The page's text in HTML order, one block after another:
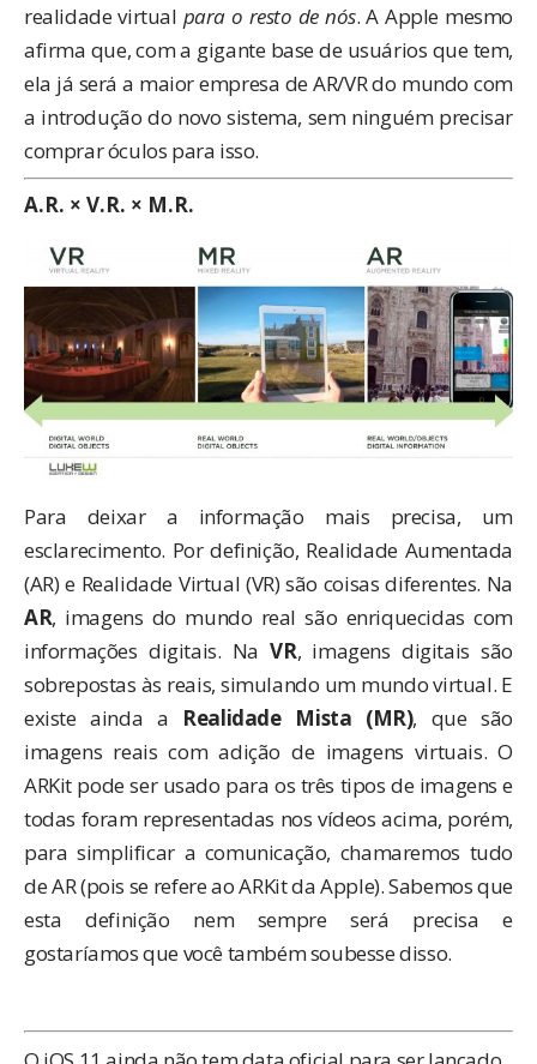
realidade virtual para o resto de nós. A Apple mesmo
afirma que, com a gigante base de usuários que tem,
ela já será a maior empresa de AR/VR do mundo com
a introdução do novo sistema, sem ninguém precisar
comprar óculos para isso.
A.R. × V.R. × M.R.
Para deixar a informação mais precisa, um
esclarecimento. Por definição, Realidade Aumentada
(AR) e Realidade Virtual (VR) são coisas diferentes. Na
AR, imagens do mundo real são enriquecidas com
informações digitais. NaVR, imagens digitais são
sobrepostas às reais, simulando um mundo virtual. E
existe ainda a Realidade Mista (MR), que são
imagens reais com adição de imagens virtuais. O
ARKit pode ser usado para os três tipos de imagens e
todas foram representadas nos vídeos acima, porém,
para simplificar a comunicação, chamaremos tudo
de AR (pois se refere ao ARKit da Apple). Sabemos que
esta definição nem sempre será precisa e
gostaríamos que você também soubesse disso.